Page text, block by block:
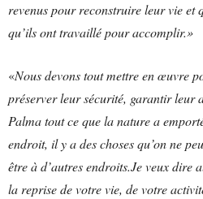
revenus pour reconstruire leur vie et
qu’ils ont travaillé pour accomplir.»
«Nous devons tout mettre en œuvre
préserver leur sécurité, garantir leur
Palma tout ce que la nature a
endroit, il y a des choses qu’on ne
être à d’autres endroits.Je veux dire
la reprise de votre vie, de votre